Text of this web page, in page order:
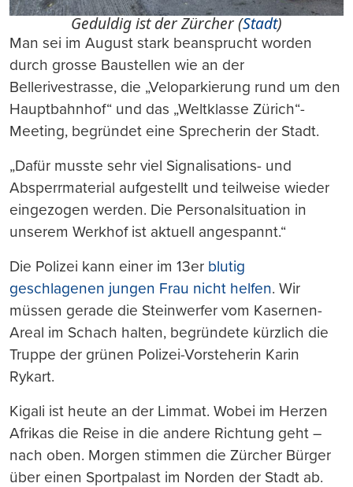
Geduldig ist der Zürcher (Stadt)
Man sei im August stark beansprucht worden
durch grosse Baustellen wie an der
Bellerivestrasse, die „Veloparkierung rund um den
Hauptbahnhof“ und das „Weltklasse Zürich“-
Meeting, begründet eine Sprecherin der Stadt.
„Dafür musste sehr viel Signalisations- und
Absperrmaterial aufgestellt und teilweise wieder
eingezogen werden. Die Personalsituation in
unserem Werkhof ist aktuell angespannt.“
Die Polizei kann einer im 13er blutig
geschlagenen jungen Frau nicht helfen. Wir
müssen gerade die Steinwerfer vom Kasernen-
Areal im Schach halten, begründete kürzlich die
Truppe der grünen Polizei-Vorsteherin Karin
Rykart.
Kigali ist heute an der Limmat. Wobei im Herzen
Afrikas die Reise in die andere Richtung geht –
nach oben. Morgen stimmen die Zürcher Bürger
über einen Sportpalast im Norden der Stadt ab.